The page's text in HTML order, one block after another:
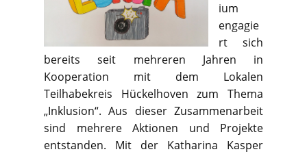
ium
engagie
rt sich
bereits seit mehreren Jahren in
Kooperation mit dem Lokalen
Teilhabekreis Hückelhoven zum Thema
„Inklusion“. Aus dieser Zusammenarbeit
sind mehrere Aktionen und Projekte
entstanden. Mit der Katharina Kasper